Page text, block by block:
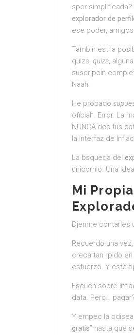
sper
explorador de
ese poder,
Tambin est la
quizs, quizs,
suscripcin
Naah.
He probado
oficial”. Error. La
NUNCA des tus
la interfaz de
La bsqueda del
unicornio. Una
Mi
Djenme contarles
Recuerdo una
creca tan rpido
esfuerzo. Y este
Escuch sobre
data. Pero…
Y empec la
gratis” hasta que